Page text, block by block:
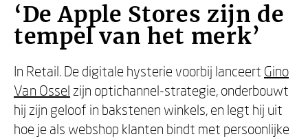
‘De Apple Stores zijn de
tempel van het merk’
In Retail. De digitale hysterie voorbij lanceert Gino
Van Ossel zijn optichannel-strategie, onderbouwt
hij zijn geloof in bakstenen winkels, en legt hij uit
hoe je als webshop klanten bindt met persoonlijke